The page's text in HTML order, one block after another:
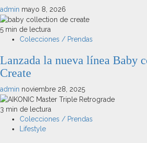
admin mayo 8, 2026
5 min de lectura
Colecciones / Prendas
Lanzada la nueva línea Baby
Create
admin noviembre 28, 2025
3 min de lectura
Colecciones / Prendas
Lifestyle